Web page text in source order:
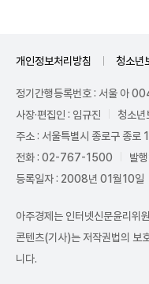
개인정보처리방침 청소년
정기간행등록번호 : 서울 아
사장·편집인 : 임규진
청소년
주소 : 서울특별시 종로구 종
전화 : 02-767-1500
발
등록일자 : 2008년 01월10일
아주경제는 인터넷신문윤리위
콘텐츠(기사)는 저작권법의 보
니다.